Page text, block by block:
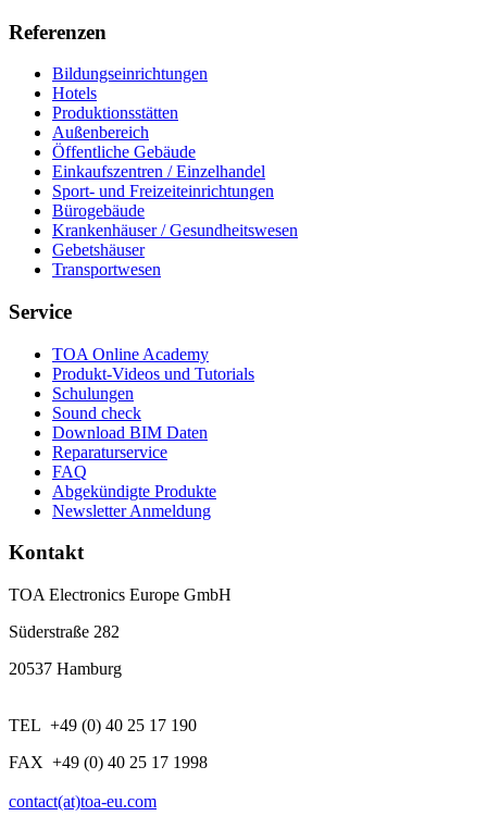
Referenzen
Bildungseinrichtungen
Hotels
Produktionsstätten
Außenbereich
Öffentliche Gebäude
Einkaufszentren / Einzelhandel
Sport- und Freizeiteinrichtungen
Bürogebäude
Krankenhäuser / Gesundheitswesen
Gebetshäuser
Transportwesen
Service
TOA Online Academy
Produkt-Videos und Tutorials
Schulungen
Sound check
Download BIM Daten
Reparaturservice
FAQ
Abgekündigte Produkte
Newsletter Anmeldung
Kontakt
TOA Electronics Europe GmbH
Süderstraße 282
20537 Hamburg
TEL +49 (0) 40 25 17 190
FAX +49 (0) 40 25 17 1998
contact(at)toa-eu.com